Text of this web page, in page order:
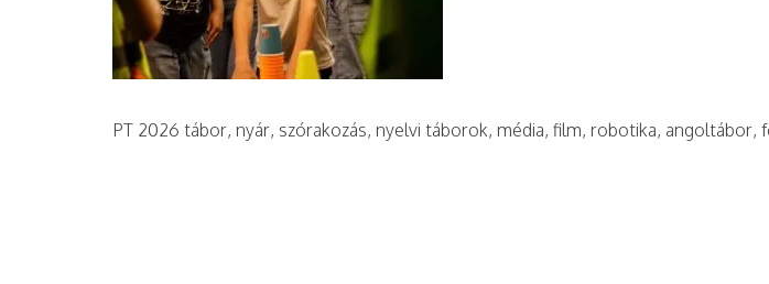
PT 2026 tábor, nyár, szórakozás, nyelvi táborok, média, film, robotika,